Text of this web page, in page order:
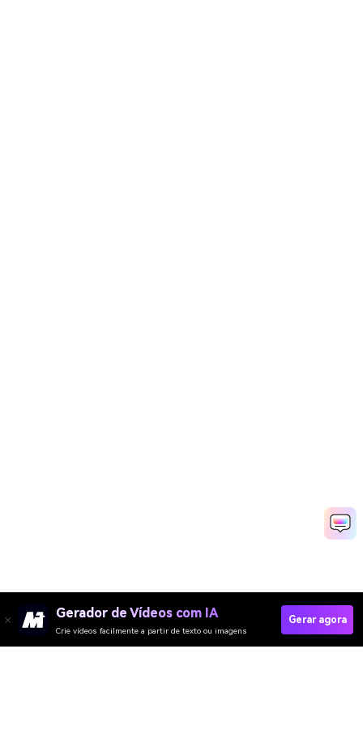
Gerador de Vídeos com IA
Crie vídeos facilmente a partir de texto ou imagens
Gerar agora